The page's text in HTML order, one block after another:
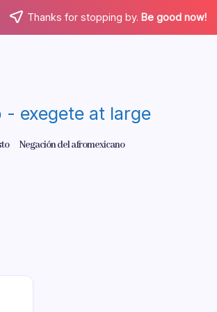
Thanks for stopping by. Be good now!
exegete at large
Negación del afromexicano